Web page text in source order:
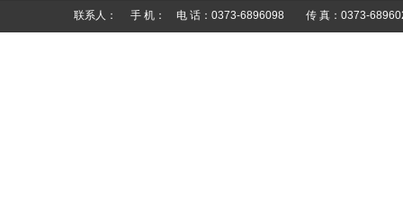
联系人： 手 机： 电 话：0373-6896098 传 真：0373-